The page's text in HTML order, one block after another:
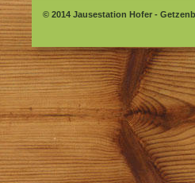
© 2014 Jausestation Hofer -